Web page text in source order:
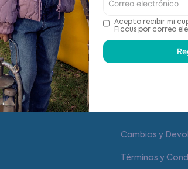
Cambios y
Términos y
Acepto recibir mi
Ficcus por correo